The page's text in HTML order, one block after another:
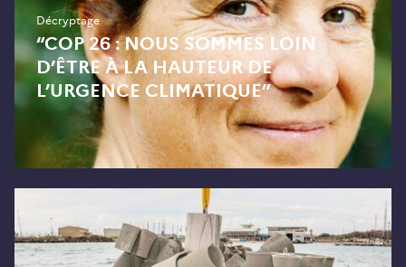
Décryptage
“COP 26 : NOUS SOMMES LOIN
D’ÊTRE À LA HAUTEUR DE
L’URGENCE CLIMATIQUE”